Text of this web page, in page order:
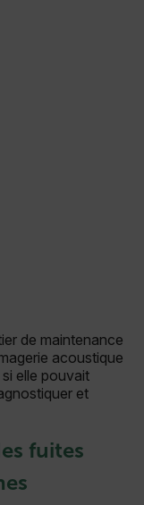
de maintenance
acoustique
elle pouvait
et
fuites